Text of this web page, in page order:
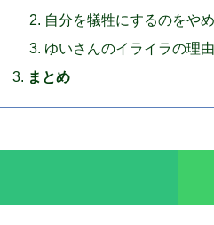
自分を犠牲にするのをや
ゆいさんのイライラの理
まとめ